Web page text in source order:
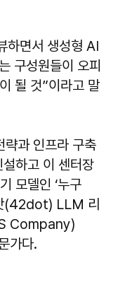
하면서 생성형 AI
구성원들이 오피
될 것”이라고 말
과 인프라 구축
하고 이 센터장
모델인 ‘누구
(42dot) LLM 리
Company)
가다.